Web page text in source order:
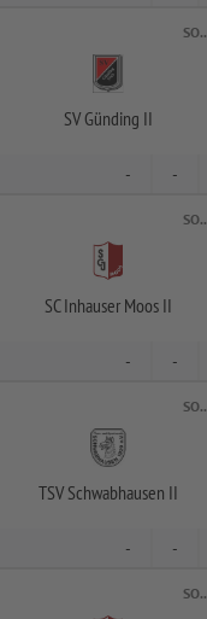
SO..
SV Günding II
- -
SO..
SC Inhauser Moos II
- -
SO..
TSV Schwabhausen II
- -
SO..